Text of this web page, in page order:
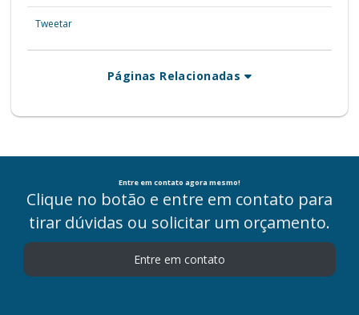
Tweetar
Páginas Relacionadas
Entre em contato agora mesmo!
Clique no botão e entre em contato para
tirar dúvidas ou solicitar um orçamento.
Entre em contato